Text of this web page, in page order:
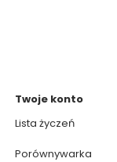
Twoje konto
Lista życzeń
Porównywarka